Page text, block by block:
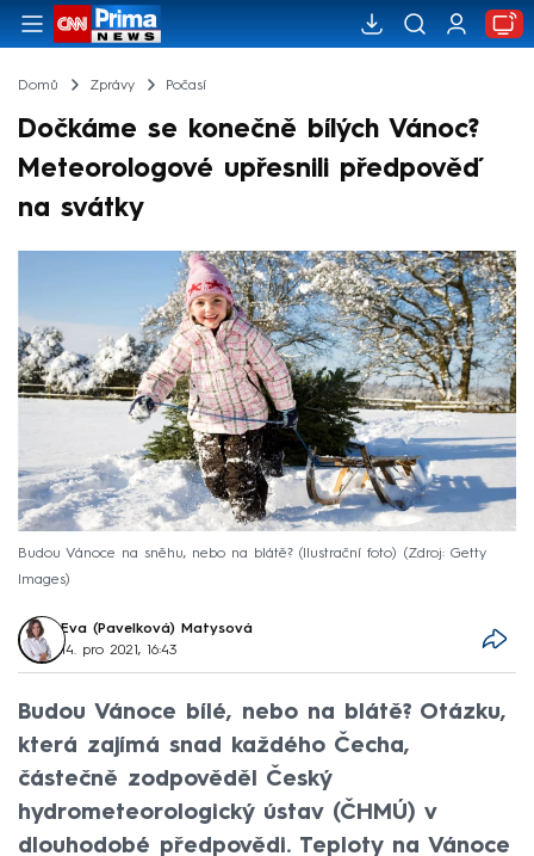
Domů Zprávy Počasí
Dočkáme se konečně bílých Vánoc?
Meteorologové upřesnili předpověď
na svátky
Budou Vánoce na sněhu, nebo na blátě? (Ilustrační foto)
Zdroj: Getty
Images
Eva (Pavelková) Matysová
14. pro 2021, 16:43
Budou Vánoce bílé, nebo na blátě? Otázku,
která zajímá snad každého Čecha,
částečně zodpověděl Český
hydrometeorologický ústav (ČHMÚ) v
dlouhodobé předpovědi. Teploty na Vánoce